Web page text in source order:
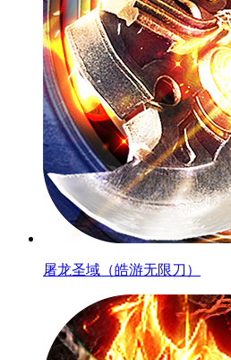
屠龙圣域（皓游无限刀）